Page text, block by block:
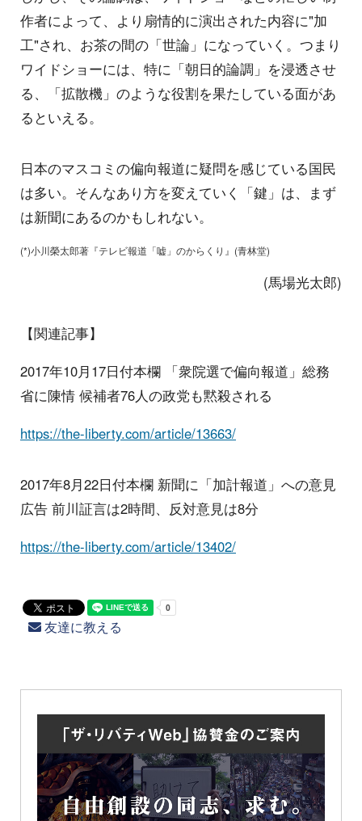
作者によって、より扇情的に演出された内容に"加
工"され、お茶の間の「世論」になっていく。つまり
ワイドショーには、特に「朝日的論調」を浸透させ
る、「拡散機」のような役割を果たしている面があ
るといえる。
日本のマスコミの偏向報道に疑問を感じている国民
は多い。そんなあり方を変えていく「鍵」は、まず
は新聞にあるのかもしれない。
(*)小川榮太郎著『テレビ報道「嘘」のからくり』(青林堂)
(馬場光太郎)
【関連記事】
2017年10月17日付本欄 「衆院選で偏向報道」総務
省に陳情 候補者76人の政党も黙殺される
https://the-liberty.com/article/13663/
2017年8月22日付本欄 新聞に「加計報道」への意見
広告 前川証言は2時間、反対意見は8分
https://the-liberty.com/article/13402/
友達に教える